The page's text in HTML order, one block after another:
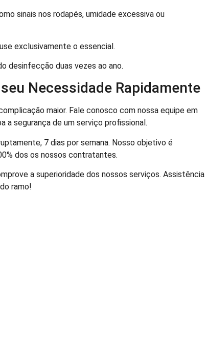
sinais nos rodapés, umidade excessiva ou
exclusivamente o essencial.
desinfecção duas vezes ao ano.
Necessidade Rapidamente
maior. Fale conosco com nossa equipe em
a segurança de um serviço profissional.
7 dias por semana. Nosso objetivo é
dos os nossos contratantes.
a superioridade dos nossos serviços. Assistência
ramo!